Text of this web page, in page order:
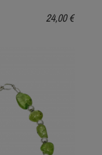
24,00 €